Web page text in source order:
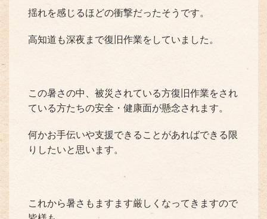
揺れを感じるほどの衝撃だったそうです。
高知道も深夜まで復旧作業をしていました。
この暑さの中、被災されている方復旧作業をされ
ている方たちの安全・健康面が懸念されます。
何かお手伝いや支援できることがあればできる限
りしたいと思います。
これから暑さもますます厳しくなってきますので